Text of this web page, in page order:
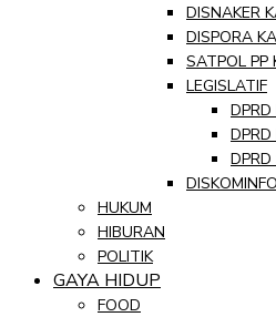
DISNAKER
DISPORA
SATPOL PP
LEGISLATIF
DPRD
HUKUM
HIBURAN
POLITIK
GAYA HIDUP
FOOD